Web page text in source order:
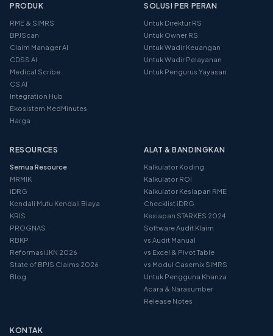
PRODUK
RME & SIMRS
BPJScan
Claim Manager AI
CDSS AI
Medical Scribe
CS AI
Integration Hub
Ekosistem MedMinutes
Harga
SOLUSI PER PERAN
Untuk Direktur RS
Untuk Owner RS
Untuk Wadir Keuangan
Untuk Wadir Pelayanan
Untuk Pengurus Yayasan
RESOURCES
Semua Resource
MRMIK
iDRG
Kendali Mutu Kendali Biaya
KRIS
PROGNAS
RBKP
Reformasi JKN 2026
State of BPJS Claims 2026
Blog
ALAT & BANDINGKAN
Kalkulator Koding
Kalkulator ROI
Kalkulator Kesiapan RME
Checklist iDRG
Kesiapan STARKES 2024
Software Audit Klaim
vs Audit Manual
vs Excel & Pivot Table
vs Modul Casemix SIMRS
Untuk Pengguna Khanza
Acara & Narasumber
Release Notes
KONTAK